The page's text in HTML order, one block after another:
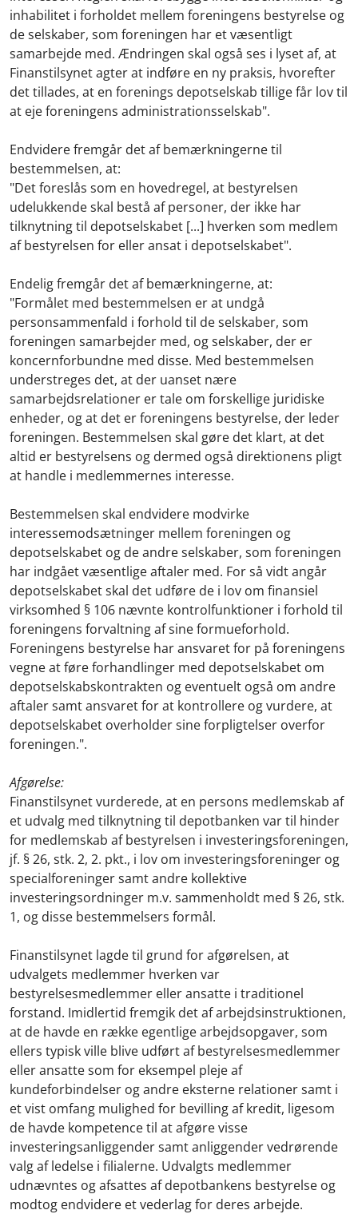
inhabilitet i forholdet mellem foreningens bestyrelse og
de selskaber, som foreningen har et væsentligt
samarbejde med. Ændringen skal også ses i lyset af, at
Finanstilsynet agter at indføre en ny praksis, hvorefter
det tillades, at en forenings depotselskab tillige får lov til
at eje foreningens administrationsselskab".
Endvidere fremgår det af bemærkningerne til
bestemmelsen, at:
"Det foreslås som en hovedregel, at bestyrelsen
udelukkende skal bestå af personer, der ikke har
tilknytning til depotselskabet [...] hverken som medlem
af bestyrelsen for eller ansat i depotselskabet".
Endelig fremgår det af bemærkningerne, at:
"Formålet med bestemmelsen er at undgå
personsammenfald i forhold til de selskaber, som
foreningen samarbejder med, og selskaber, der er
koncernforbundne med disse. Med bestemmelsen
understreges det, at der uanset nære
samarbejdsrelationer er tale om forskellige juridiske
enheder, og at det er foreningens bestyrelse, der leder
foreningen. Bestemmelsen skal gøre det klart, at det
altid er bestyrelsens og dermed også direktionens pligt
at handle i medlemmernes interesse.
Bestemmelsen skal endvidere modvirke
interessemodsætninger mellem foreningen og
depotselskabet og de andre selskaber, som foreningen
har indgået væsentlige aftaler med. For så vidt angår
depotselskabet skal det udføre de i lov om finansiel
virksomhed § 106 nævnte kontrolfunktioner i forhold til
foreningens forvaltning af sine formueforhold.
Foreningens bestyrelse har ansvaret for på foreningens
vegne at føre forhandlinger med depotselskabet om
depotselskabskontrakten og eventuelt også om andre
aftaler samt ansvaret for at kontrollere og vurdere, at
depotselskabet overholder sine forpligtelser overfor
foreningen.".
Afgørelse:
Finanstilsynet vurderede, at en persons medlemskab af
et udvalg med tilknytning til depotbanken var til hinder
for medlemskab af bestyrelsen i investeringsforeningen,
jf. § 26, stk. 2, 2. pkt., i lov om investeringsforeninger og
specialforeninger samt andre kollektive
investeringsordninger m.v. sammenholdt med § 26, stk.
1, og disse bestemmelsers formål.
Finanstilsynet lagde til grund for afgørelsen, at
udvalgets medlemmer hverken var
bestyrelsesmedlemmer eller ansatte i traditionel
forstand. Imidlertid fremgik det af arbejdsinstruktionen,
at de havde en række egentlige arbejdsopgaver, som
ellers typisk ville blive udført af bestyrelsesmedlemmer
eller ansatte som for eksempel pleje af
kundeforbindelser og andre eksterne relationer samt i
et vist omfang mulighed for bevilling af kredit, ligesom
de havde kompetence til at afgøre visse
investeringsanliggender samt anliggender vedrørende
valg af ledelse i filialerne. Udvalgts medlemmer
udnævntes og afsattes af depotbankens bestyrelse og
modtog endvidere et vederlag for deres arbejde.